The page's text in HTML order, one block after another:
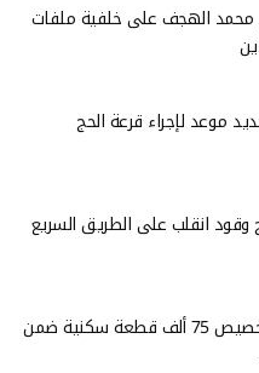
محمد الهجف على خلفية ملفات
موعد لإجراء قرعة الحج
انقلب على الطريق السريع
محافظة ذي قار: تخصيص 75 ألف قطعة سكنية ضمن